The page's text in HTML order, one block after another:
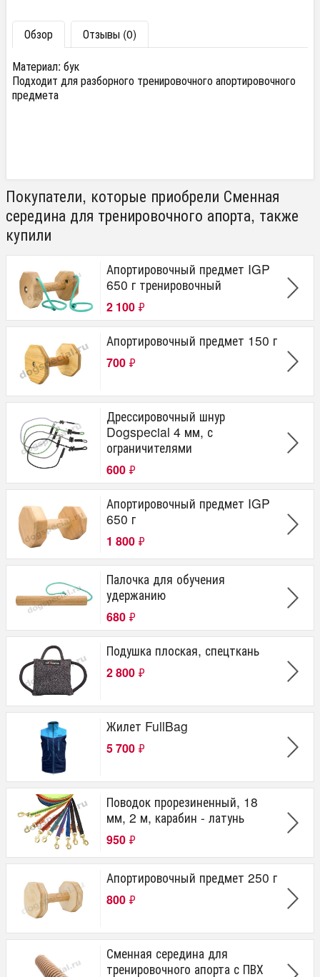
Обзор
Отзывы (0)
Материал: бук
Подходит для разборного тренировочного апортировочного
предмета
Покупатели, которые приобрели Сменная
середина для тренировочного апорта, также
купили
Апортировочный предмет IGP
650 г тренировочный
2 100 ₽
Апортировочный предмет 150 г
700 ₽
Дрессировочный шнур
Dogspecial 4 мм, с
ограничителями
600 ₽
Апортировочный предмет IGP
650 г
1 800 ₽
Палочка для обучения
удержанию
680 ₽
Подушка плоская, спецткань
2 800 ₽
Жилет FullBag
5 700 ₽
Поводок прорезиненный, 18
мм, 2 м, карабин - латунь
950 ₽
Апортировочный предмет 250 г
800 ₽
Сменная середина для
тренировочного апорта с ПВХ